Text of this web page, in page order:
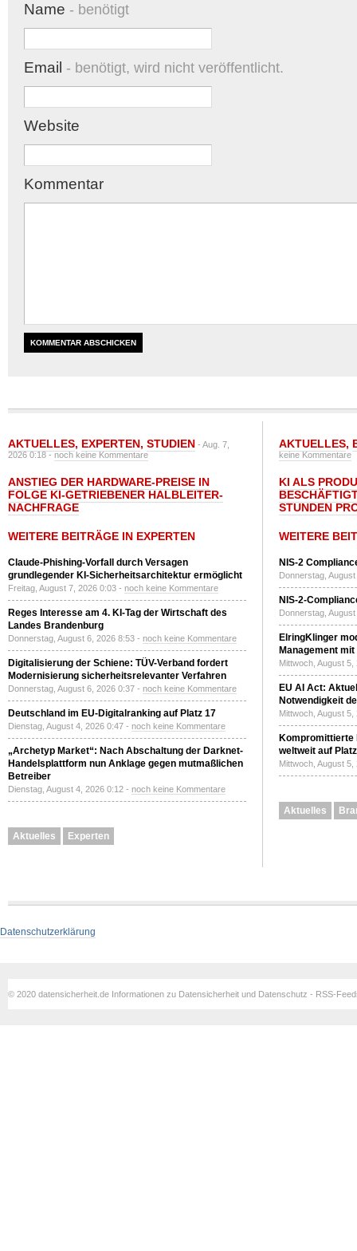
Name - benötigt
Email - benötigt, wird nicht veröffentlicht.
Website
Kommentar
AKTUELLES, EXPERTEN, STUDIEN - Aug. 7,
2026 0:18 -noch keine Kommentare
ANSTIEG DER HARDWARE-PREISE IN
FOLGE KI-GETRIEBENER HALBLEITER-
NACHFRAGE
WEITERE BEITRÄGE IN EXPERTEN
Claude-Phishing-Vorfall durch Versagen
grundlegender KI-Sicherheitsarchitektur ermöglicht
Freitag, August 7, 2026 0:03 - noch keine Kommentare
Reges Interesse am 4. KI-Tag der Wirtschaft des
Landes Brandenburg
Donnerstag, August 6, 2026 8:53 - noch keine Kommentare
Digitalisierung der Schiene: TÜV-Verband fordert
Modernisierung sicherheitsrelevanter Verfahren
Donnerstag, August 6, 2026 0:37 - noch keine Kommentare
Deutschland im EU-Digitalranking auf Platz 17
Dienstag, August 4, 2026 0:47 - noch keine Kommentare
„Archetyp Market“: Nach Abschaltung der Darknet-
Handelsplattform nun Anklage gegen mutmaßlichen
Betreiber
Dienstag, August 4, 2026 0:12 - noch keine Kommentare
Aktuelles Experten
AKTUELLES,
keine Kommentare
KI ALS
STUNDEN
WEITERE
NIS-2
Donnerstag,
NIS-2-
Donnerstag,
ElringKlinger
Management
Mittwoch, August
EU AI Act:
Notwendigkeit
Mittwoch, August
Kompromittierte
weltweit auf
Mittwoch, August
Aktuelles
Datenschutzerklärung
© 2020 datensicherheit.de Informationen zu Datensicherheit und Datenschutz - RSS-